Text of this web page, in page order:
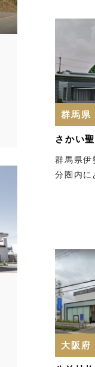
群馬県
さかい
群馬県
分圏内
大阪府